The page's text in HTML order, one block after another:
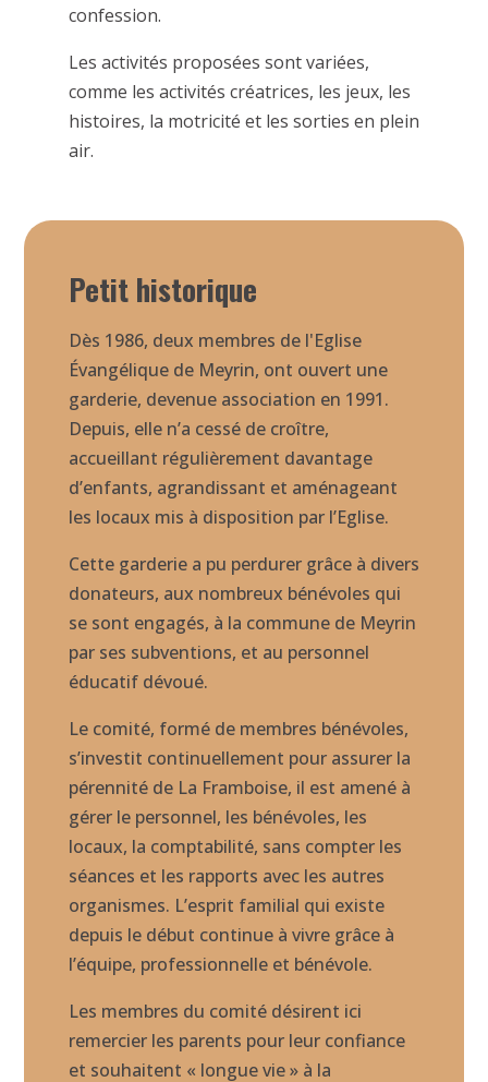
confession.
Les activités proposées sont variées,
comme les activités créatrices, les jeux, les
histoires, la motricité et les sorties en plein
air.
Petit historique
Dès 1986, deux membres de l'Eglise
Évangélique de Meyrin, ont ouvert une
garderie, devenue association en 1991.
Depuis, elle n’a cessé de croître,
accueillant régulièrement davantage
d’enfants, agrandissant et aménageant
les locaux mis à disposition par l’Eglise.
Cette garderie a pu perdurer grâce à divers
donateurs, aux nombreux bénévoles qui
se sont engagés, à la commune de Meyrin
par ses subventions, et au personnel
éducatif dévoué.
Le comité, formé de membres bénévoles,
s’investit continuellement pour assurer la
pérennité de La Framboise, il est amené à
gérer le personnel, les bénévoles, les
locaux, la comptabilité, sans compter les
séances et les rapports avec les autres
organismes. L’esprit familial qui existe
depuis le début continue à vivre grâce à
l’équipe, professionnelle et bénévole.
Les membres du comité désirent ici
remercier les parents pour leur confiance
et souhaitent « longue vie » à la